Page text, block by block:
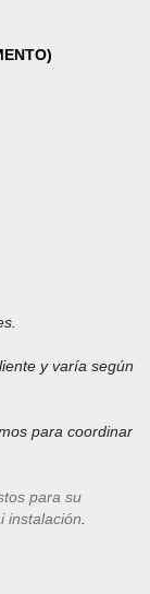
y varía según
para coordinar
para su
instalación